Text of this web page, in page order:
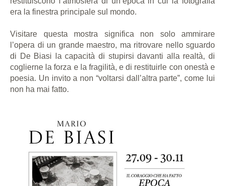
era la finestra principale sul mondo.
Visitare questa mostra significa non solo ammirare
l’opera di un grande maestro, ma ritrovare nello sguardo
di De Biasi la capacità di stupirsi davanti alla realtà, di
coglierne la forza e la fragilità, e di restituirle con onestà e
poesia. Un invito a non “voltarsi dall’altra parte”, come lui
non ha mai fatto.